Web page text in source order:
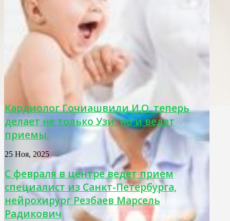
Кардиолог Гочиашвили И.О. теперь
делает не только Узи, но и ведет
приемы.
25 Ноя, 2025
С февраля в центре ведет прием
специалист из Санкт-Петербурга,
нейрохирург Резбаев Марсель
Радикович